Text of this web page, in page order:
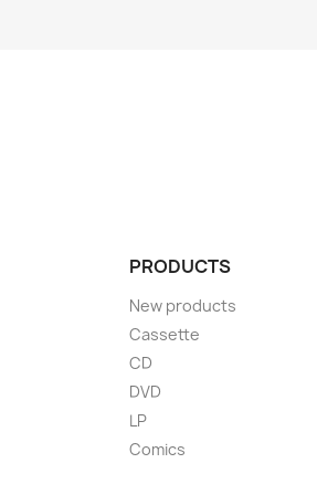
PRODUCTS
New products
Cassette
CD
DVD
LP
Comics